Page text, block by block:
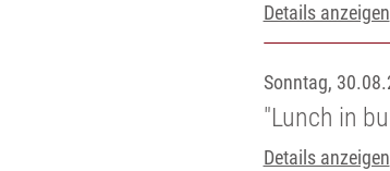
Details anzeigen
Sonntag,
"Lunch in
Details anzeigen